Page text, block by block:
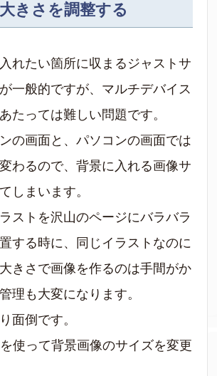
きさを調整する
れたい箇所に収まるジャストサ
一般的ですが、マルチデバイス
たっては難しい問題です。
の画面と、パソコンの画面では
わるので、背景に入れる画像サ
しまいます。
ストを沢山のページにバラバラ
する時に、同じイラストなのに
きさで画像を作るのは手間がか
理も大変になります。
面倒です。
使って背景画像のサイズを変更